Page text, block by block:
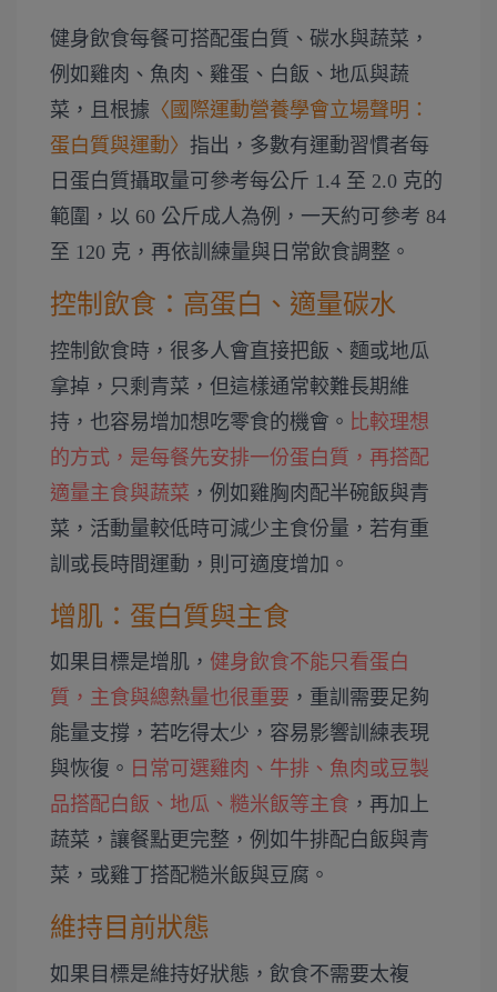
健身飲食每餐可搭配蛋白質、碳水與蔬菜，
例如雞肉、魚肉、雞蛋、白飯、地瓜與蔬
菜，且根據 〈國際運動營養學會立場聲明：
蛋白質與運動〉 指出，多數有運動習慣者每
日蛋白質攝取量可參考每公斤 1.4 至 2.0 克的
範圍，以 60 公斤成人為例，一天約可參考 84
至 120 克，再依訓練量與日常飲食調整。
控制飲食：高蛋白、適量碳水
控制飲食時，很多人會直接把飯、麵或地瓜
拿掉，只剩青菜，但這樣通常較難長期維
持，也容易增加想吃零食的機會。 比較理想
的方式，是每餐先安排一份蛋白質，再搭配
適量主食與蔬菜 ，例如雞胸肉配半碗飯與青
菜，活動量較低時可減少主食份量，若有重
訓或長時間運動，則可適度增加。
增肌：蛋白質與主食
如果目標是增肌， 健身飲食不能只看蛋白
質，主食與總熱量也很重要 ，重訓需要足夠
能量支撐，若吃得太少，容易影響訓練表現
與恢復。 日常可選雞肉、牛排、魚肉或豆製
品搭配白飯、地瓜、糙米飯等主食 ，再加上
蔬菜，讓餐點更完整，例如牛排配白飯與青
菜，或雞丁搭配糙米飯與豆腐。
維持目前狀態
如果目標是維持好狀態，飲食不需要太複